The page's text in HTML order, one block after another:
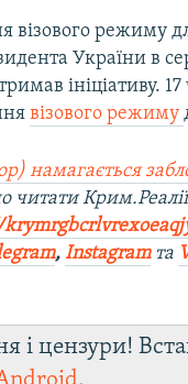
візового режиму
України в
ініціативу.
візового режиму
намагається
читати
,Instagramта
і цензури!